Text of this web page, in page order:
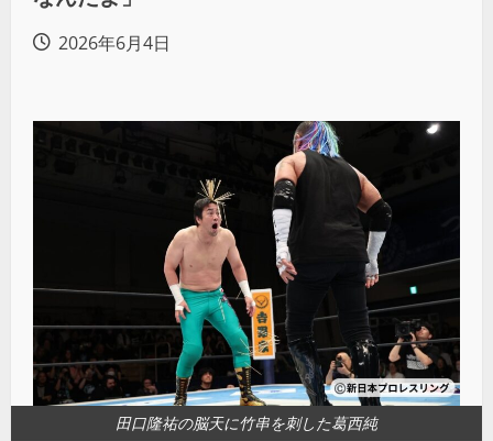
2026年6月4日
田口隆祐の脳天に竹串を刺した葛西純